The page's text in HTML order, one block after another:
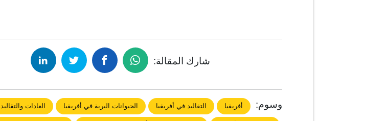
شارك المقالة:
وسوم: أفريقيا التقاليد في أفريقيا الحيوانات البرية في أفريقيا العادات